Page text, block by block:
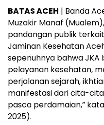
BATAS ACEH | Banda
Muzakir Manaf
pandangan publik
Jaminan Kesehatan
sepenuhnya bahwa
pelayanan kesehatan,
perjalanan sejarah,
manifestasi dari cita-
pasca perdamaian,”
2025).